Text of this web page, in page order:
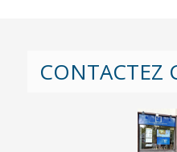
CONTACTEZ